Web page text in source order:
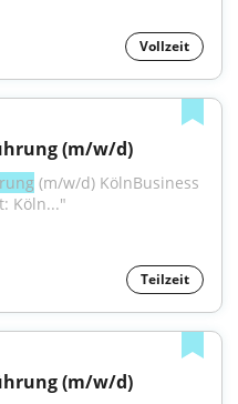
Vollzeit
(m/w/d)
(m/w/d) KölnBusiness
Köln..."
Teilzeit
(m/w/d)